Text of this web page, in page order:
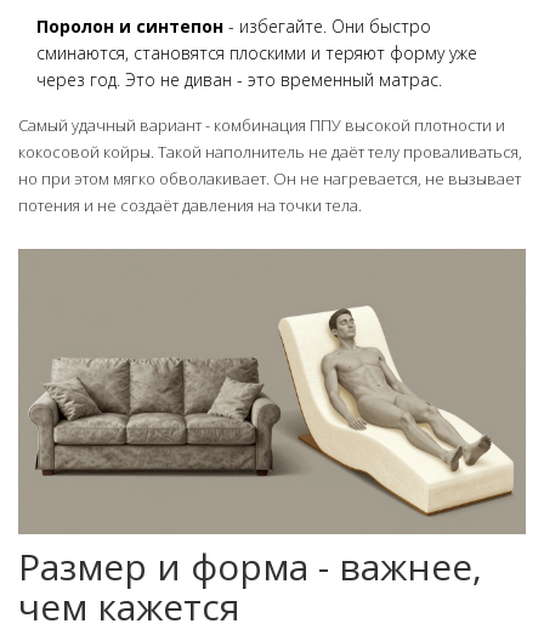
Поролон и синтепон - избегайте. Они быстро
сминаются, становятся плоскими и теряют форму уже
через год. Это не диван - это временный матрас.
Самый удачный вариант - комбинация ППУ высокой плотности и
кокосовой койры. Такой наполнитель не даёт телу проваливаться,
но при этом мягко обволакивает. Он не нагревается, не вызывает
потения и не создаёт давления на точки тела.
Размер и форма - важнее,
чем кажется